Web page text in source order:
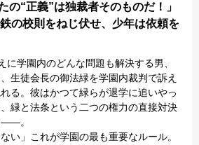
の“正義”は独裁者そのものだ！」
の校則をねじ伏せ、少年は依頼を
に学園内のどんな問題も解決する男、
生徒会長の御法緑を学園内裁判で訴え
る。彼はかつて緑らが退学に追いやっ
緑と法条という二つの権力の直接対決
――。
い」これが学園の最も重要なルール。